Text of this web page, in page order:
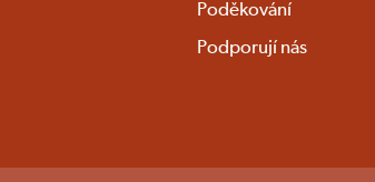
Poděkování
Podporují nás